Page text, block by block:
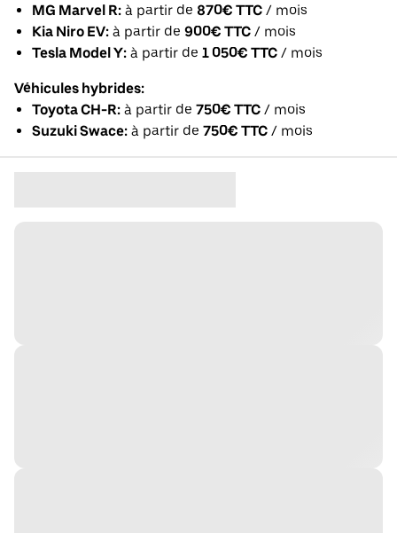
MG Marvel R: à partir de 870€ TTC / mois
Kia Niro EV: à partir de 900€ TTC / mois
Tesla Model Y: à partir de 1 050€ TTC / mois
Véhicules hybrides:
Toyota CH-R: à partir de 750€ TTC / mois
Suzuki Swace: à partir de 750€ TTC / mois